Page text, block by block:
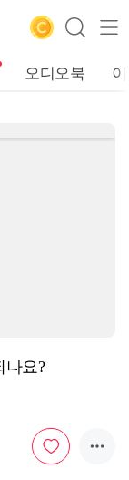
오디오북
나요?